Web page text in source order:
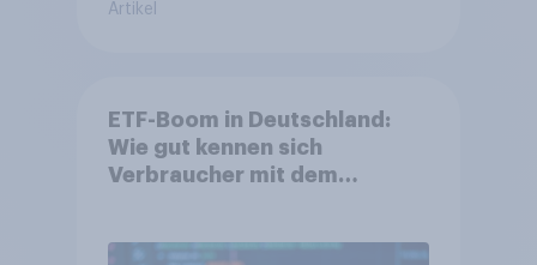
Artikel
ETF-Boom in Deutschland:
Wie gut kennen sich
Verbraucher mit dem